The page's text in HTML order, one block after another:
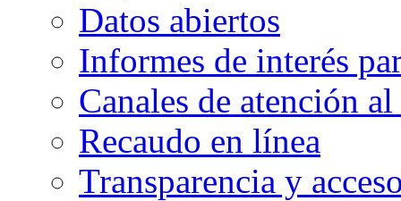
Datos abiertos
Informes de interés
Canales de atención
Recaudo en línea
Transparencia y